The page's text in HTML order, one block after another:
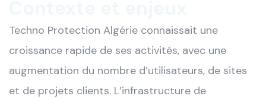
Techno Protection Algérie connaissait une
croissance rapide de ses activités, avec une
augmentation du nombre d’utilisateurs, de sites
et de projets clients. L’infrastructure de